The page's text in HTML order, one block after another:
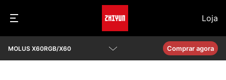
Loja
MOLUS X60RGB/X60 Comprar agora